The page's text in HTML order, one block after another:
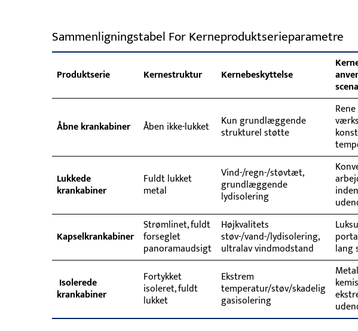
Sammenligningstabel For Kerneproduktserieparametre
Produktserie Kernestruktur Kernebeskyttelse
Åbne krankabiner Åben ikke-lukket Kun grundlæggende
strukturel støtte
Lukkede
krankabiner
Fuldt lukket
metal
Vind-/regn-/støvtæt,
grundlæggende
lydisolering
Kapselkrankabiner
Strømlinet, fuldt
forseglet
panoramaudsigt
Højkvalitets
støv-/vand-/lydisolering,
ultralav vindmodstand lang
Isolerede
krankabiner
Fortykket
isoleret, fuldt
lukket
Ekstrem
temperatur/støv/skadelig
gasisolering